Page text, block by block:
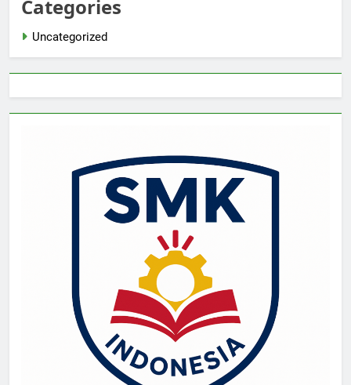
Categories
Uncategorized